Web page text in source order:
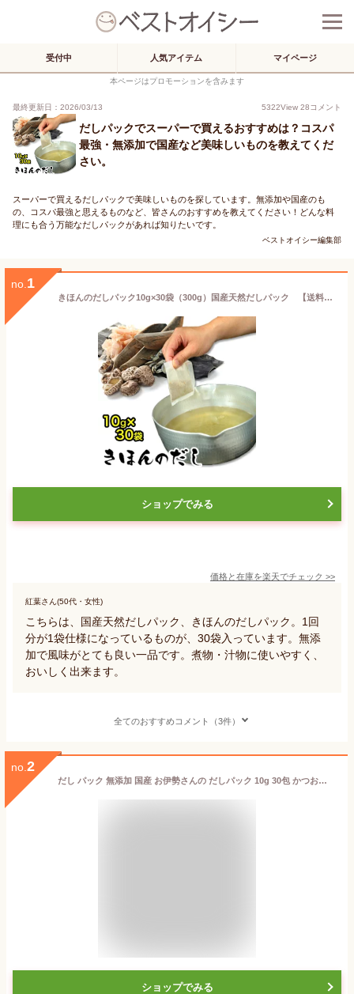
受付中 人気アイテム マイページ
本ページはプロモーションを含みます
最終更新日：2026/03/13 5322View 28コメント
だしパックでスーパーで買えるおすすめは？コスパ
最強・無添加で国産など美味しいものを教えてくだ
さい。
スーパーで買えるだしパックで美味しいものを探しています。無添加や国産のも
の、コスパ最強と思えるものなど、皆さんのおすすめを教えてください！どんな料
理にも合う万能なだしパックがあれば知りたいです。
ベストオイシー編集部
no. 1
きほんのだしパック10g×30袋（300g）国産天然だしパック 【送料無料】国内原料使用 無添加 出汁 離乳食 メール便でお届け マエカワテイスト がってん寿司
ショップでみる
価格と在庫を楽天でチェック >>
紅葉さん(50代・女性)
こちらは、国産天然だしパック、きほんのだしパック。1回
分が1袋仕様になっているものが、30袋入っています。無添
加で風味がとても良い一品です。煮物・汁物に使いやすく、
おいしく出来ます。
全てのおすすめコメント（3件）
no. 2
だし パック 無添加 国産 お伊勢さんの だしパック 10g 30包 かつおぶし風味際立つ 三重県産 鰹節 使用 出汁 粉末 無着色 伊勢 天然素材 メール便送料無料
ショップでみる